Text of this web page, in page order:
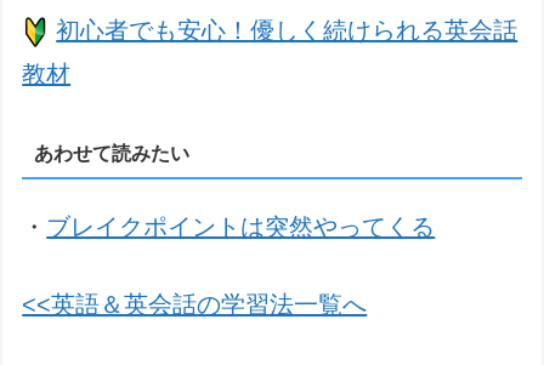
初心者でも安心！優しく続けられる英会話
教材
あわせて読みたい
・ ブレイクポイントは突然やってくる
<<英語＆英会話の学習法一覧へ